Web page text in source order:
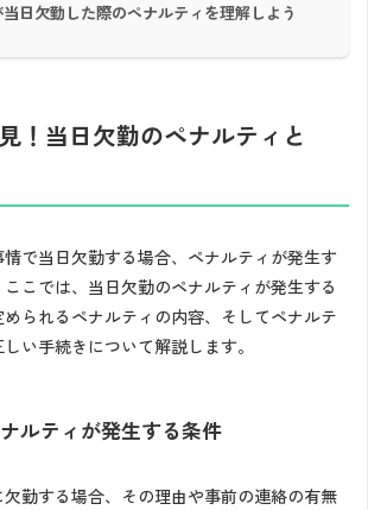
日欠勤した際のペナルティを理解しよう
！当日欠勤のペナルティと
で当日欠勤する場合、ペナルティが発生す
こでは、当日欠勤のペナルティが発生する
られるペナルティの内容、そしてペナルテ
い手続きについて解説します。
ルティが発生する条件
勤する場合、その理由や事前の連絡の有無